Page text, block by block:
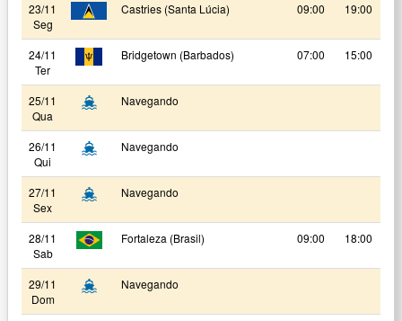
23/11
Seg
Castries (Santa Lúcia) 09:00 19:00
24/11
Ter
Bridgetown (Barbados) 07:00 15:00
25/11
Qua
Navegando
26/11
Qui
Navegando
27/11
Sex
Navegando
28/11
Sab
Fortaleza (Brasil) 09:00 18:00
29/11
Dom
Navegando